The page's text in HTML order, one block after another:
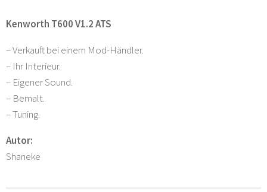
Kenworth T600 V1.2 ATS
– Verkauft bei einem Mod-Händler.
– Ihr Interieur.
– Eigener Sound.
– Bemalt.
– Tuning.
Autor:
Shaneke